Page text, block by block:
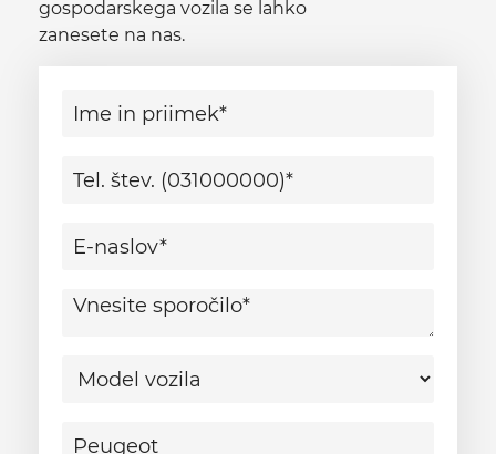
gospodarskega vozila se lahko
zanesete na nas.